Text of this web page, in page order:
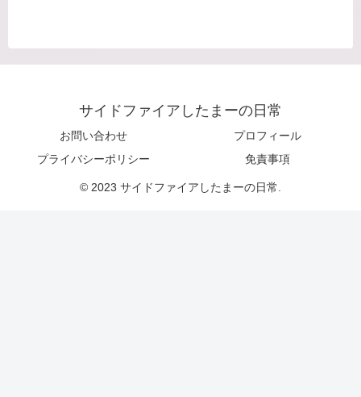
サイドファイアしたまーの日常
お問い合わせ
プロフィール
プライバシーポリシー
免責事項
© 2023 サイドファイアしたまーの日常.